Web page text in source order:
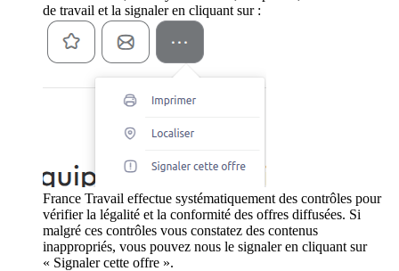
de travail et la signaler en cliquant sur :
France Travail effectue systématiquement des contrôles pour
vérifier la légalité et la conformité des offres diffusées. Si
malgré ces contrôles vous constatez des contenus
inappropriés, vous pouvez nous le signaler en cliquant sur
« Signaler cette offre ».